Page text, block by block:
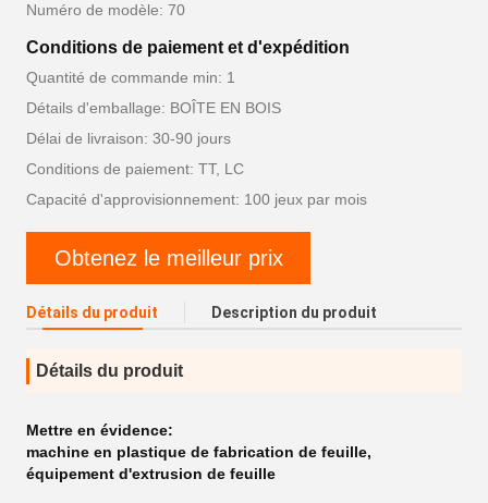
Numéro de modèle: 70
Conditions de paiement et d'expédition
Quantité de commande min: 1
Détails d'emballage: BOÎTE EN BOIS
Délai de livraison: 30-90 jours
Conditions de paiement: TT, LC
Capacité d'approvisionnement: 100 jeux par mois
Obtenez le meilleur prix
Détails du produit Description du produit
Détails du produit
Mettre en évidence:
machine en plastique de fabrication de feuille,
équipement d'extrusion de feuille